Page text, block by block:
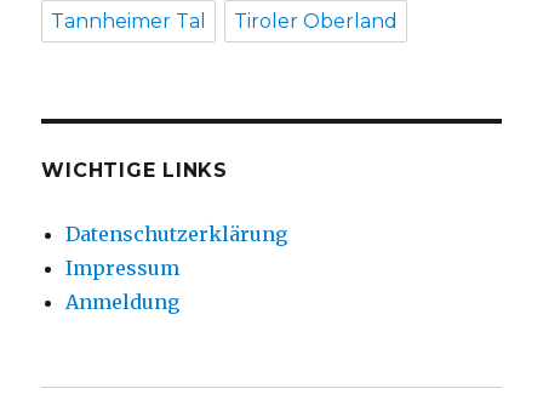
Tannheimer Tal Tiroler Oberland
WICHTIGE LINKS
Datenschutzerklärung
Impressum
Anmeldung